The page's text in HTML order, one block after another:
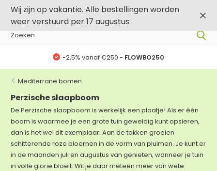
Wij zijn op vakantie. Alle bestellingen worden
weer verstuurd per 17 augustus
-2,5% vanaf €250 - FLOWBO250
Mediterrane bomen
Perzische slaapboom
De Perzische slaapboom is werkelijk een plaatje! Als er één
boom is waarmee je een grote tuin geweldig kunt opsieren,
dan is het wel dit exemplaar. Aan de takken groeien
schitterende roze bloemen in de vorm van pluimen. Je kunt er
in de maanden juli en augustus van genieten, wanneer je tuin
in volle glorie bloeit. Wil je daar meteen meer van wete